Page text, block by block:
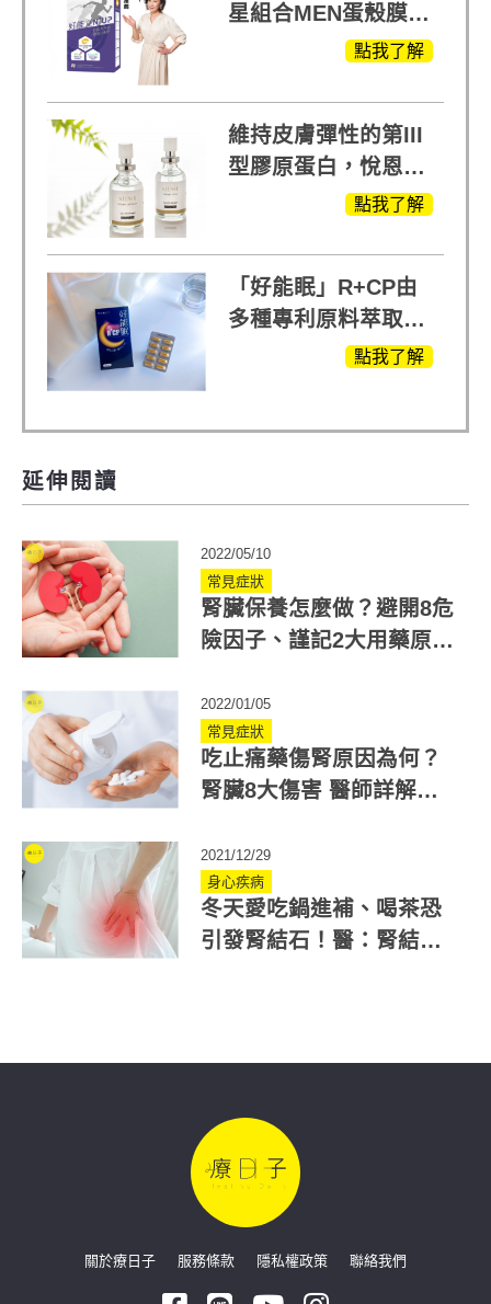
星組合MEN蛋殼膜
(蛋白聚醣)+UCII，超
點我了解
維持皮膚彈性的第III
型膠原蛋白，悅恩詩
給予寶寶般的肌膚感
點我了解
「好能眠」R+CP由
多種專利原料萃取、
白鳳豆、羅布麻、西
點我了解
延伸閱讀
2022/05/10
常見症狀
腎臟保養怎麼做？避開8危
險因子、謹記2大用藥原則
2022/01/05
常見症狀
吃止痛藥傷腎原因為何？
腎臟8大傷害 醫師詳解止
2021/12/29
身心疾病
冬天愛吃鍋進補、喝茶恐
引發腎結石！醫：腎結石
關於療日子 服務條款 隱私權政策 聯絡我們